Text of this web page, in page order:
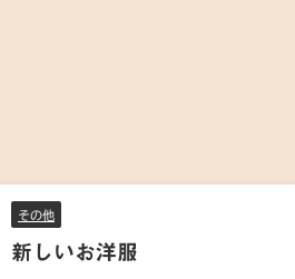
その他
新しいお洋服